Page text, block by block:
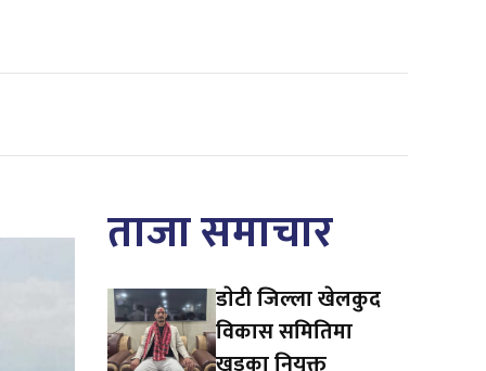
ताजा समाचार
डाेटी जिल्ला खेलकुद
विकास समितिमा